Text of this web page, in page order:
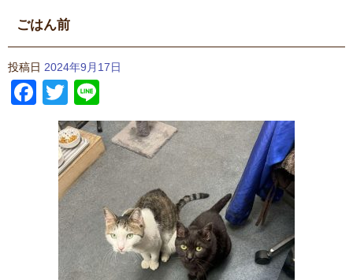
ごはん前
投稿日 2024年9月17日
Facebook
Twitter